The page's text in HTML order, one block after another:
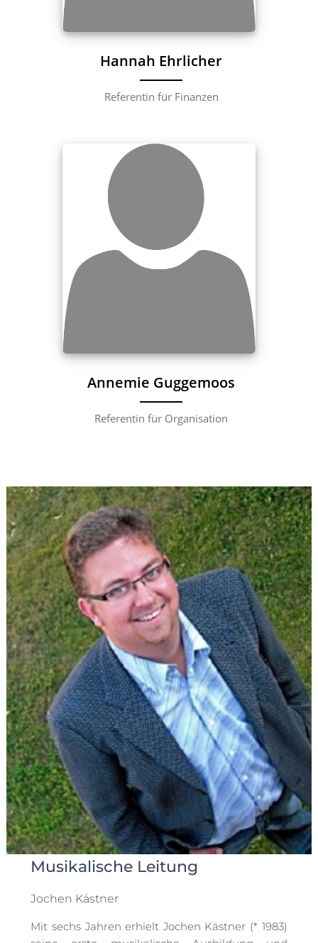
Hannah Ehrlicher
Referentin für Finanzen
Annemie Guggemoos
Referentin für Organisation
Musikalische Leitung
Jochen Kästner
Mit sechs Jahren erhielt Jochen Kästner (* 1983)